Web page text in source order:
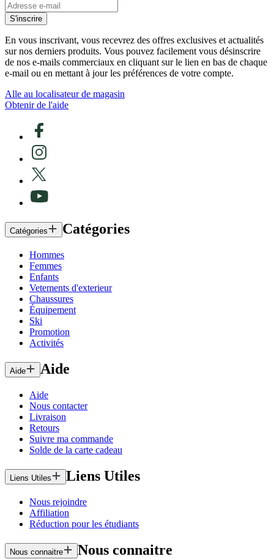
S'inscrire
En vous inscrivant, vous recevrez des offres exclusives et actualités
sur nos derniers produits. Vous pouvez facilement vous désinscrire
de nos e-mails commerciaux en cliquant sur le lien en bas de chaque
e-mail ou en mettant à jour les préférences de votre compte.
Alle au localisateur de magasin
Obtenir de l'aide
Catégories Catégories
Hommes
Femmes
Enfants
Vetements d'exterieur
Chaussures
Équipement
Ski
Promotion
Activités
Aide Aide
Aide
Nous contacter
Livraison
Retours
Suivre ma commande
Solde de la carte cadeau
Liens Utiles Liens Utiles
Nous rejoindre
Affiliation
Réduction pour les étudiants
Nous connaitre Nous connaitre